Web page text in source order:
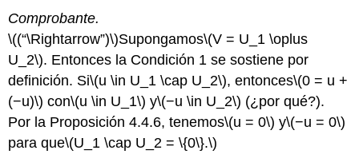
Comprobante.
\((“\Rightarrow”)\)Supongamos\(V = U_1 \oplus
U_2\). Entonces la Condición 1 se sostiene por
definición. Si\(u \in U_1 \cap U_2\), entonces\(0 = u +
(−u)\) con\(u \in U_1\) y\(−u \in U_2\) (¿por qué?).
Por la Proposición 4.4.6, tenemos\(u = 0\) y\(−u = 0\)
para que\(U_1 \cap U_2 = \{0\}.\)